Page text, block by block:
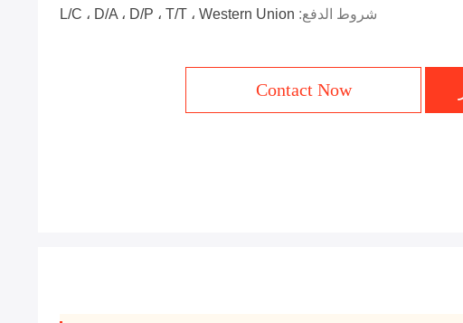
شروط الدفع: L/C ، D/A ، D/P ، T/T ، Western Union
Contact Now